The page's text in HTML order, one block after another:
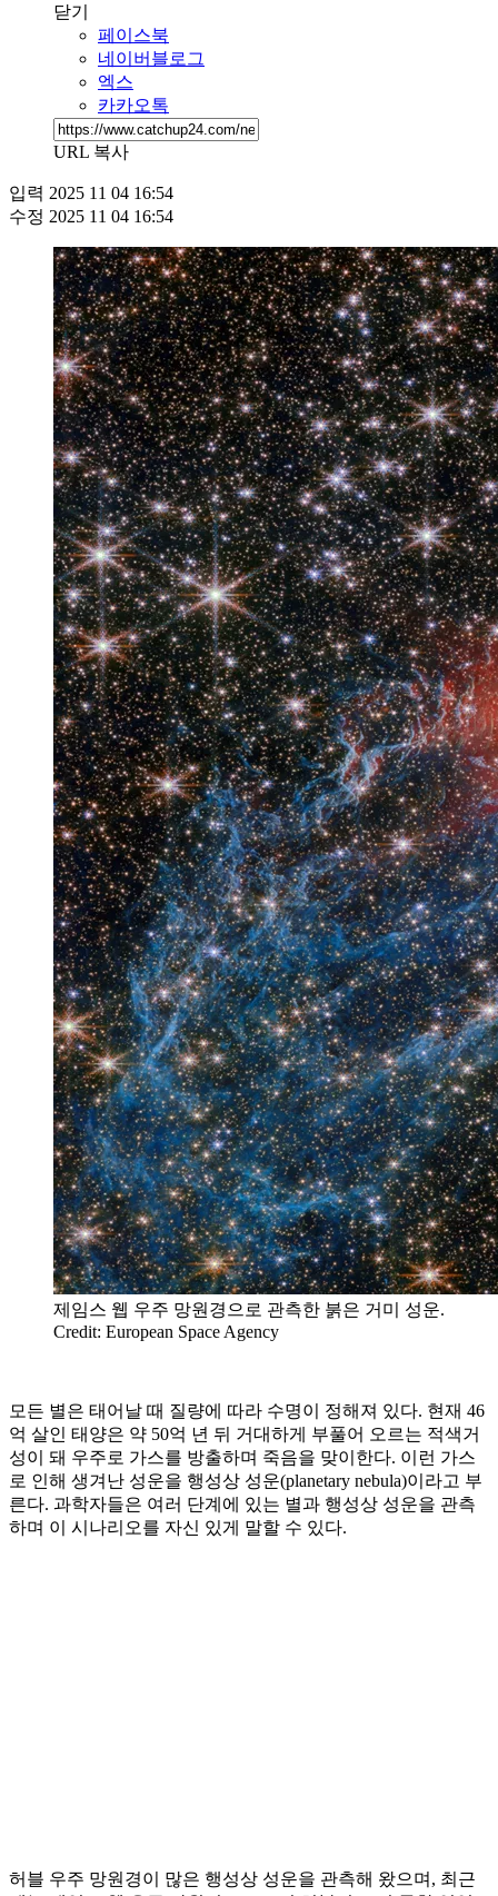
닫기
페이스북
네이버블로그
엑스
카카오톡
URL 복사
입력 2025 11 04 16:54
수정 2025 11 04 16:54
제임스 웹 우주 망원경으로 관측한 붉은 거미 성운.
Credit: European Space Agency
모든 별은 태어날 때 질량에 따라 수명이 정해져 있다. 현재 46
억 살인 태양은 약 50억 년 뒤 거대하게 부풀어 오르는 적색거
성이 돼 우주로 가스를 방출하며 죽음을 맞이한다. 이런 가스
로 인해 생겨난 성운을 행성상 성운(planetary nebula)이라고 부
른다. 과학자들은 여러 단계에 있는 별과 행성상 성운을 관측
하며 이 시나리오를 자신 있게 말할 수 있다.
허블 우주 망원경이 많은 행성상 성운을 관측해 왔으며, 최근